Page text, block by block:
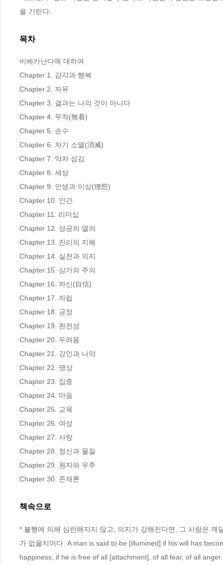
을 기린다.
목차
비베카난다에 대하여
Chapter 1. 감각과 행복
Chapter 2. 자유
Chapter 3. 결과는 나의 것이 아니다
Chapter 4. 무착(無着)
Chapter 5. 순수
Chapter 6. 자기 소멸(消滅)
Chapter 7. 약자 섬김
Chapter 8. 세상
Chapter 9. 인생과 이상(理想)
Chapter 10. 인간
Chapter 11. 리더십
Chapter 12. 성공의 열쇠
Chapter 13. 진리의 지혜
Chapter 14. 실천과 의지
Chapter 15. 삼가와 주의
Chapter 16. 자신(自信)
Chapter 17. 자립
Chapter 18. 긍정
Chapter 19. 완전성
Chapter 20. 두려움
Chapter 21. 강인과 나약
Chapter 22. 명상
Chapter 23. 집중
Chapter 24. 마음
Chapter 25. 교육
Chapter 26. 여성
Chapter 27. 사랑
Chapter 28. 정신과 물질
Chapter 29. 원자와 우주
Chapter 30. 존재론
책속으로
* 불행에 의해 심란해지지 않고, 의지가 강해진다면, 그 사람은
가 없을지어다. A man is said to be [illumined] if his will has
happiness, if he is free of all [attachment], of all fear, of all